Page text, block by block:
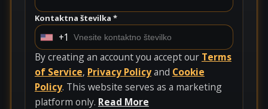
Kontaktna številka *
U
n
i
t
e
+1
By creating an account you accept our Terms
of Service, Privacy Policyand Cookie
Policy. This website serves as a marketing
platform only. Read More